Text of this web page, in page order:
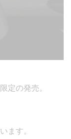
定の発売。
ます。